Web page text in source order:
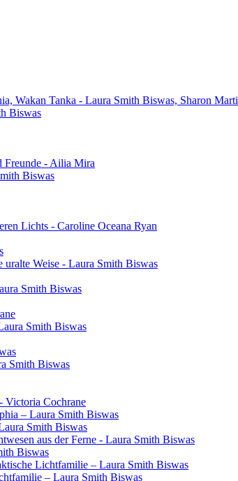
Wakan Tanka - Laura Smith Biswas, Sharon
Biswas
Freunde - Ailia Mira
Biswas
Lichts - Caroline Oceana Ryan
Weise - Laura Smith Biswas
Smith Biswas
Smith Biswas
Smith Biswas
Victoria Cochrane
– Laura Smith Biswas
Smith Biswas
aus der Ferne - Laura Smith Biswas
Biswas
Lichtfamilie – Laura Smith Biswas
– Laura Smith Biswas